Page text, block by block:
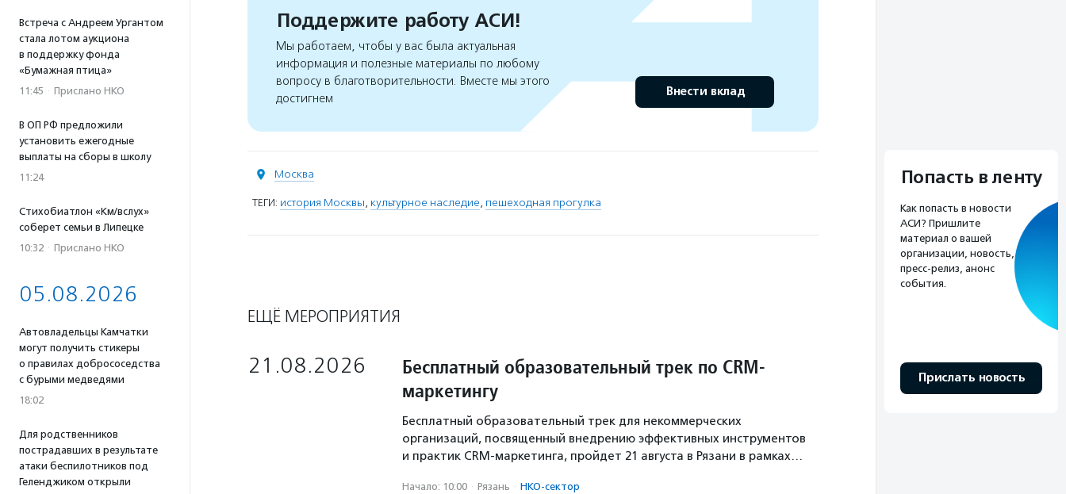
Встреча с Андреем Ургантом
стала лотом аукциона
в поддержку фонда
«Бумажная птица»
11:45 · Прислано НКО
В ОП РФ предложили
установить ежегодные
выплаты на сборы в школу
11:24
Стихобиатлон «Км/вслух»
соберет семьи в Липецке
10:32 · Прислано НКО
05.08.2026
Автовладельцы Камчатки
могут получить стикеры
о правилах добрососедства
с бурыми медведями
18:02
Для родственников
пострадавших в результате
атаки беспилотников под
Геленджиком открыли
Поддержите работу АСИ!
Мы работаем, чтобы у вас была актуальная
информация и полезные материалы по любому
вопросу в благотворительности. Вместе мы этого
достигнем
Внести вклад
Москва
ТЕГИ: история Москвы, культурное наследие, пешеходная прогулка
ЕЩЁ МЕРОПРИЯТИЯ
21.08.2026
Бесплатный образовательный трек по CRM-
маркетингу
Бесплатный образовательный трек для некоммерческих
организаций, посвященный внедрению эффективных инструментов
и практик CRM-маркетинга, пройдет 21 августа в Рязани в рамках…
Начало: 10:00 · Рязань · НКО-сектор
Попасть в ленту
Как попасть в новости
АСИ? Пришлите
материал о вашей
организации, новость,
пресс-релиз, анонс
события.
Прислать новость